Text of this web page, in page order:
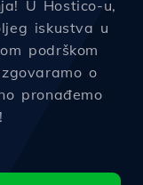
U Hostico-u,
iskustva u
podrškom
o
pronađemo